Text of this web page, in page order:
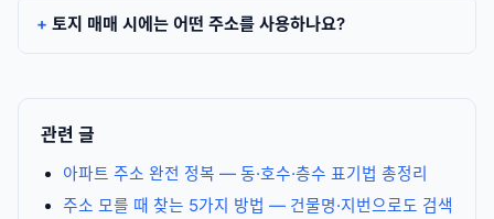
토지 매매 시에는 어떤 주소를 사용하나요?
관련 글
아파트 주소 완전 정복 — 동·호수·층수 표기법 총정리
주소 모를 때 찾는 5가지 방법 — 건물명·지번으로도 검색